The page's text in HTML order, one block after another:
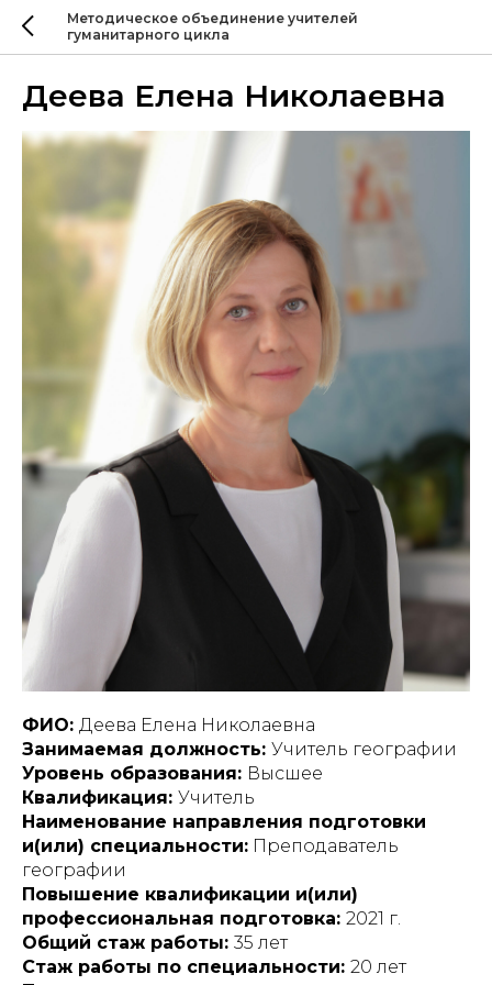
Методическое объединение учителей
гуманитарного цикла
Деева Елена Николаевна
ФИО: Деева Елена Николаевна
Занимаемая должность: Учитель географии
Уровень образования: Высшее
Квалификация: Учитель
Наименование направления подготовки
и(или) специальности: Преподаватель
географии
Повышение квалификации и(или)
профессиональная подготовка: 2021 г.
Общий стаж работы: 35 лет
Стаж работы по специальности: 20 лет